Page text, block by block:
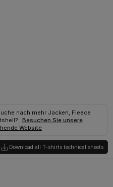
nach mehr Jacken, Fleece
Besuchen Sie unsere
Website
Download all T-shirts technical sheets